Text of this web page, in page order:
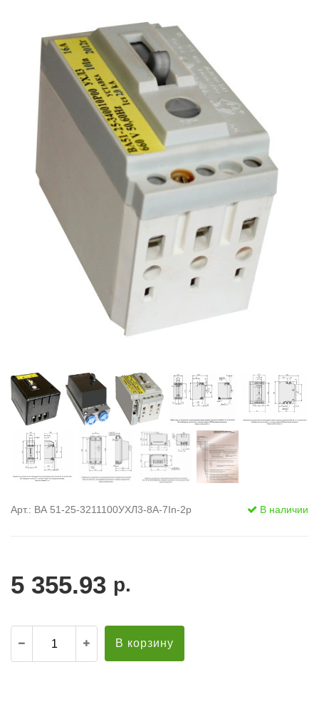
диэлектрические
Стремянки с
Стремянки с
опорой
Ширмы
РЗА (шторы)
Штендеры
Щиты
диэлектрические
Арт.: ВА 51-25-3211100УХЛ3-8А-7In-2р В наличии
5 355.93 р.
В корзину